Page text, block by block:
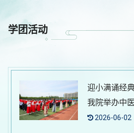
学团活动
迎小满诵经
我院举办中
2026-06-02